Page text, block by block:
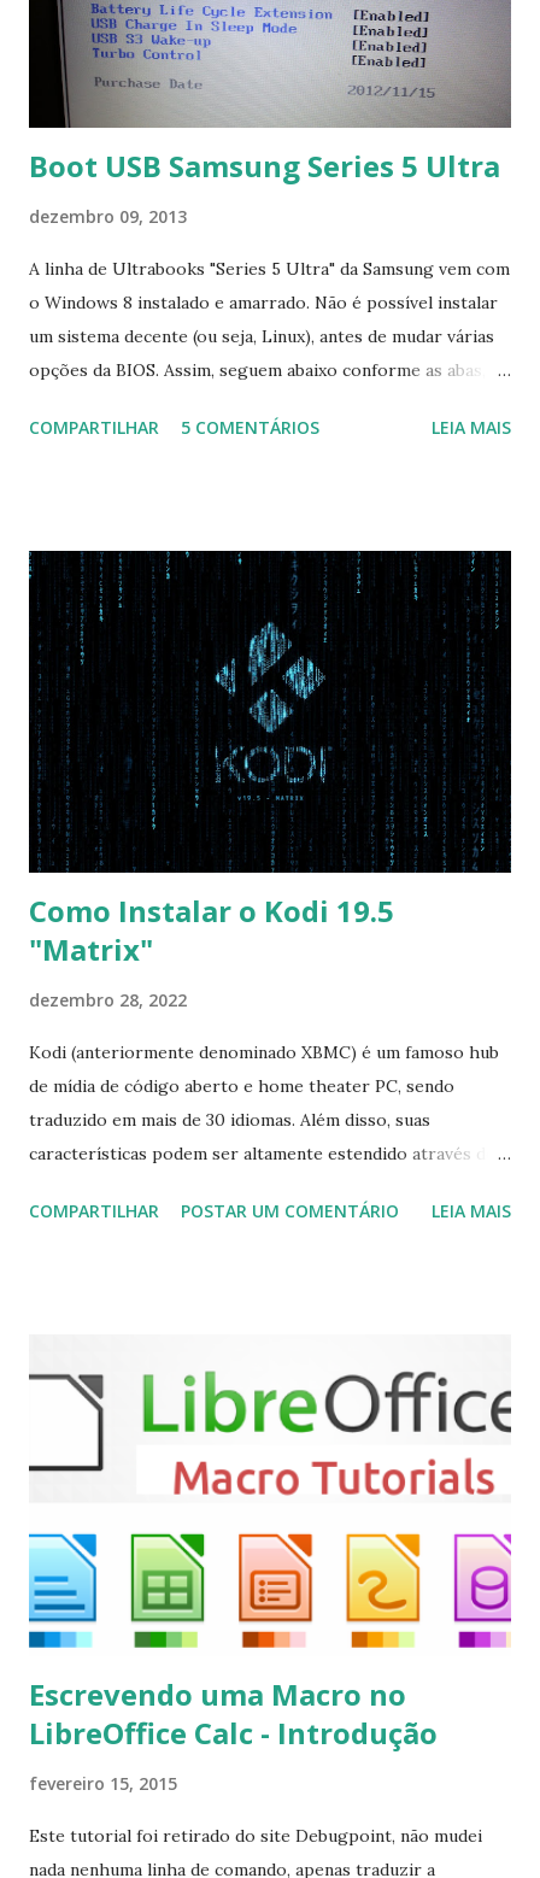
Boot USB Samsung Series 5 Ultra
dezembro 09, 2013
A linha de Ultrabooks "Series 5 Ultra" da Samsung vem com
o Windows 8 instalado e amarrado. Não é possível instalar
um sistema decente (ou seja, Linux), antes de mudar várias
opções da BIOS. Assim, seguem abaixo conforme as abas, a
Na inicialização aperte F2 para acessar a BIOS e então faça
com Win, deixe essa opção no Auto ) Set AHCI Mode ->
Disabled USB S3 Wake-up -> Enabled Boot: Secure Boot ->
Disabled OS Mode Selection -> UEFI and CSM OS (Essa
opção garante boot com Win e Linux) Boot > Boot Priority
Order USB HDD: SATA CD: SATA HDD: Essa ordem de boot
vai garantir que ele tente primeiro o boot pela USB, depois
pelo CD e por último no HD. Apenas as opções acima são
as necessá...
COMPARTILHAR 5 COMENTÁRIOS LEIA MAIS
Como Instalar o Kodi 19.5
"Matrix"
dezembro 28, 2022
Kodi (anteriormente denominado XBMC) é um famoso hub
de mídia de código aberto e home theater PC, sendo
traduzido em mais de 30 idiomas. Além disso, suas
características podem ser altamente estendido através de
(personal video recorder). A versão final do Kodi 19.5
sudo apt-get install kodi Use o comando a seguir para
instalar codecs de áudio e outros complementos,
executando: $ sudo apt-get install --install-suggests
kodi Para remover, execute: $ sudo apt-get remove
COMPARTILHAR POSTAR UM COMENTÁRIO LEIA MAIS
Escrevendo uma Macro no
LibreOffice Calc - Introdução
fevereiro 15, 2015
Este tutorial foi retirado do site Debugpoint, não mudei
nada nenhuma linha de comando, apenas traduzir a